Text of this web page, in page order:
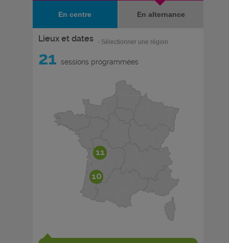
En centre En alternance
Lieux et dates - Sélectionner une région
21 sessions programmées
10
11